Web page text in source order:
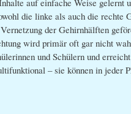
die linke als auch die
der Gehirnhälften
wird primär oft gar nicht
und Schülern und
– sie können in jeder